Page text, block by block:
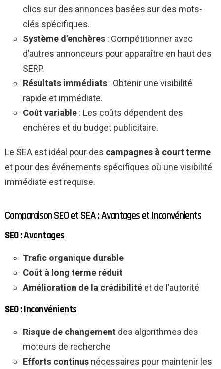
clics sur des annonces basées sur des mots-
clés spécifiques.
Système d’enchères : Compétitionner avec
d’autres annonceurs pour apparaître en haut des
SERP.
Résultats immédiats : Obtenir une visibilité
rapide et immédiate.
Coût variable : Les coûts dépendent des
enchères et du budget publicitaire.
Le SEA est idéal pour des campagnes à court terme
et pour des événements spécifiques où une visibilité
immédiate est requise.
Comparaison SEO et SEA : Avantages et Inconvénients
SEO : Avantages
Trafic organique durable
Coût à long terme réduit
Amélioration de la crédibilité et de l’autorité
SEO : Inconvénients
Risque de changement des algorithmes des
moteurs de recherche
Efforts continus nécessaires pour maintenir les